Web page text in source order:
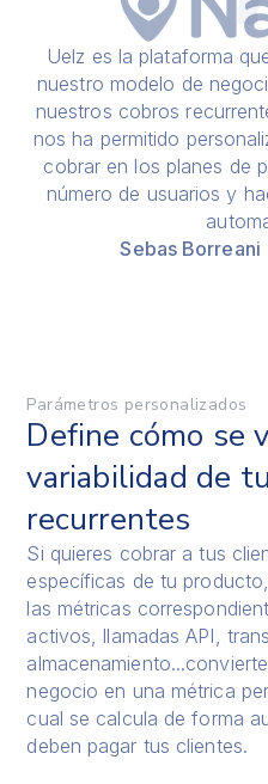
Uelz es la plataforma
nuestro modelo de
nuestros cobros
nos ha permitido
cobrar en los planes de
número de usuarios y
Sebas Borreani
Parámetros personalizados
Define cómo se
variabilidad de
recurrentes
Si quieres cobrar a tus
específicas de tu
las métricas
activos, llamadas API,
negocio en una métrica
cual se calcula de forma
deben pagar tus clientes.